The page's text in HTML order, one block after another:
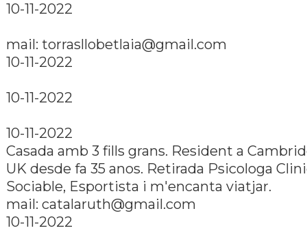
10-11-2022
mail: torrasllobetlaia@gmail.com
10-11-2022
10-11-2022
10-11-2022
Casada amb 3 fills grans. Resident a
UK desde fa 35 anos. Retirada Psicologa
Sociable, Esportista i m'encanta viatjar.
mail: catalaruth@gmail.com
10-11-2022